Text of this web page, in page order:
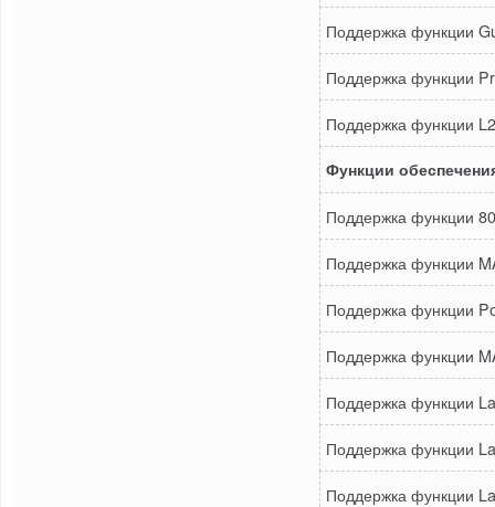
Поддержка функции
Поддержка функции
Поддержка функции
Функции
Поддержка функции
Поддержка функции
Поддержка функции
Поддержка функции
Поддержка функции
Поддержка функции
Поддержка функции